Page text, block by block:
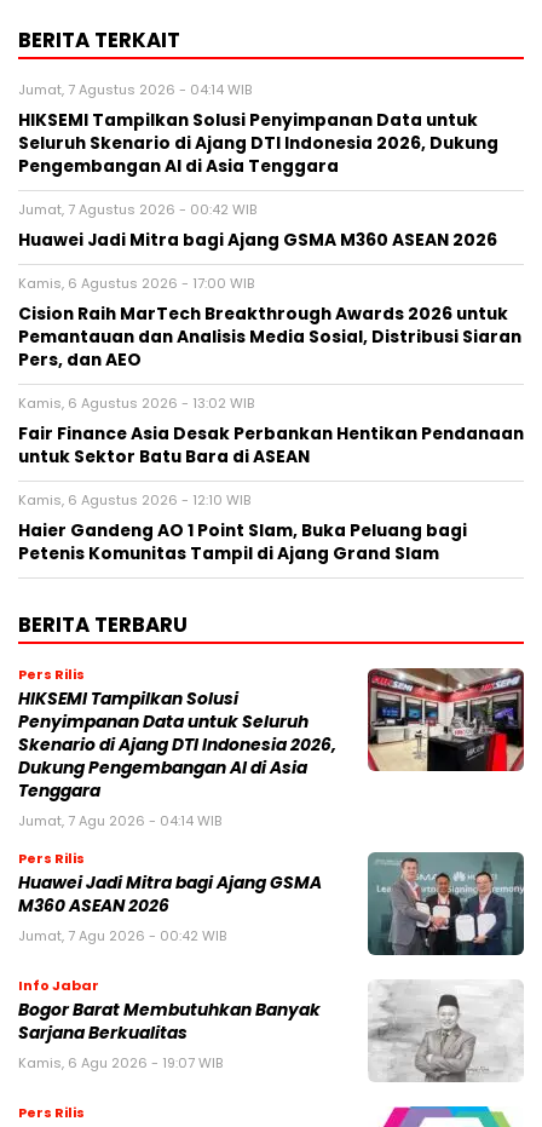
BERITA TERKAIT
Jumat, 7 Agustus 2026 - 04:14 WIB
HIKSEMI Tampilkan Solusi Penyimpanan Data untuk
Seluruh Skenario di Ajang DTI Indonesia 2026, Dukung
Pengembangan AI di Asia Tenggara
Jumat, 7 Agustus 2026 - 00:42 WIB
Huawei Jadi Mitra bagi Ajang GSMA M360 ASEAN 2026
Kamis, 6 Agustus 2026 - 17:00 WIB
Cision Raih MarTech Breakthrough Awards 2026 untuk
Pemantauan dan Analisis Media Sosial, Distribusi Siaran
Pers, dan AEO
Kamis, 6 Agustus 2026 - 13:02 WIB
Fair Finance Asia Desak Perbankan Hentikan Pendanaan
untuk Sektor Batu Bara di ASEAN
Kamis, 6 Agustus 2026 - 12:10 WIB
Haier Gandeng AO 1 Point Slam, Buka Peluang bagi
Petenis Komunitas Tampil di Ajang Grand Slam
BERITA TERBARU
Pers Rilis
HIKSEMI Tampilkan Solusi
Penyimpanan Data untuk Seluruh
Skenario di Ajang DTI Indonesia 2026,
Dukung Pengembangan AI di Asia
Tenggara
Jumat, 7 Agu 2026 - 04:14 WIB
Pers Rilis
Huawei Jadi Mitra bagi Ajang GSMA
M360 ASEAN 2026
Jumat, 7 Agu 2026 - 00:42 WIB
Info Jabar
Bogor Barat Membutuhkan Banyak
Sarjana Berkualitas
Kamis, 6 Agu 2026 - 19:07 WIB
Pers Rilis